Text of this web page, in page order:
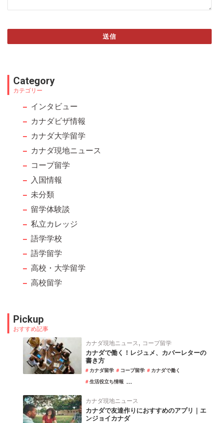
送信
field
should
Category
カテゴリー
インタビュー
カナダビザ情報
カナダ大学留学
カナダ現地ニュース
コープ留学
入国情報
未分類
留学体験談
私立カレッジ
語学学校
語学留学
高校・大学留学
高校留学
Pickup
おすすめ記事
カナダ現地ニュース, コープ留学
カナダで働く！レジュメ、カバーレターの
書き方
カナダ留学 コープ留学
カナダで働く
生活役立ち情報 ...
カナダ現地ニュース
カナダで友達作りにおすすめのアプリ｜エ
ンジョイカナダ